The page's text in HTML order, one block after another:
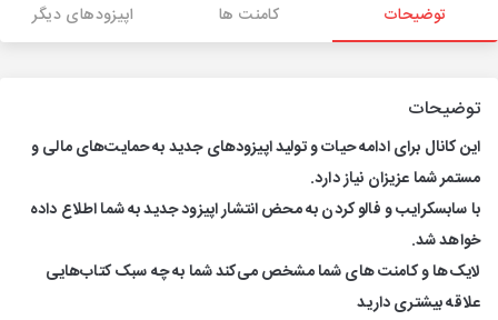
توضیحات کامنت ها اپیزودهای دیگر
توضیحات
این کانال برای ادامه حیات و تولید اپیزودهای جدید به حمایت‌های مالی و
مستمر شما عزیزان نیاز دارد.
با سابسکرایب و فالو کردن به محض انتشار اپیزود جدید به شما اطلاع داده
خواهد شد.
لایک‌ها و کامنت های شما مشخص می‌کند شما به چه سبک کتاب‌هایی
علاقه بیشتری دارید